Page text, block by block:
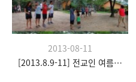
2013-08-11
[2013.8.9-11] 전교인 여름수련회- "이쉼 전쉼"